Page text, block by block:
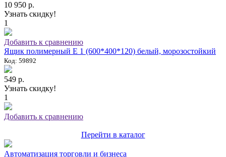
10 950 р.
Узнать скидку!
1
Добавить к сравнению
Ящик полимерный E 1 (600*400*120) белый, морозостойкий
Код: 59892
549 р.
Узнать скидку!
1
Добавить к сравнению
Перейти в каталог
Автоматизация торговли и бизнеса